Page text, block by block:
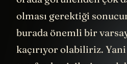
orada görünenden çok
olması gerektiği
burada önemli bir
kaçırıyor olabiliriz.